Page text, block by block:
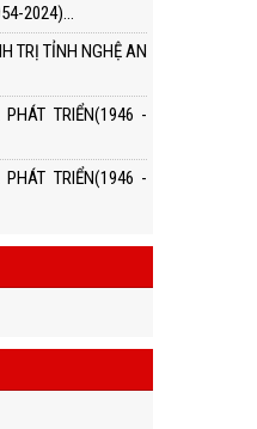
2024)...
TRỊ TỈNH NGHỆ AN
TRIỂN(1946 -
TRIỂN(1946 -